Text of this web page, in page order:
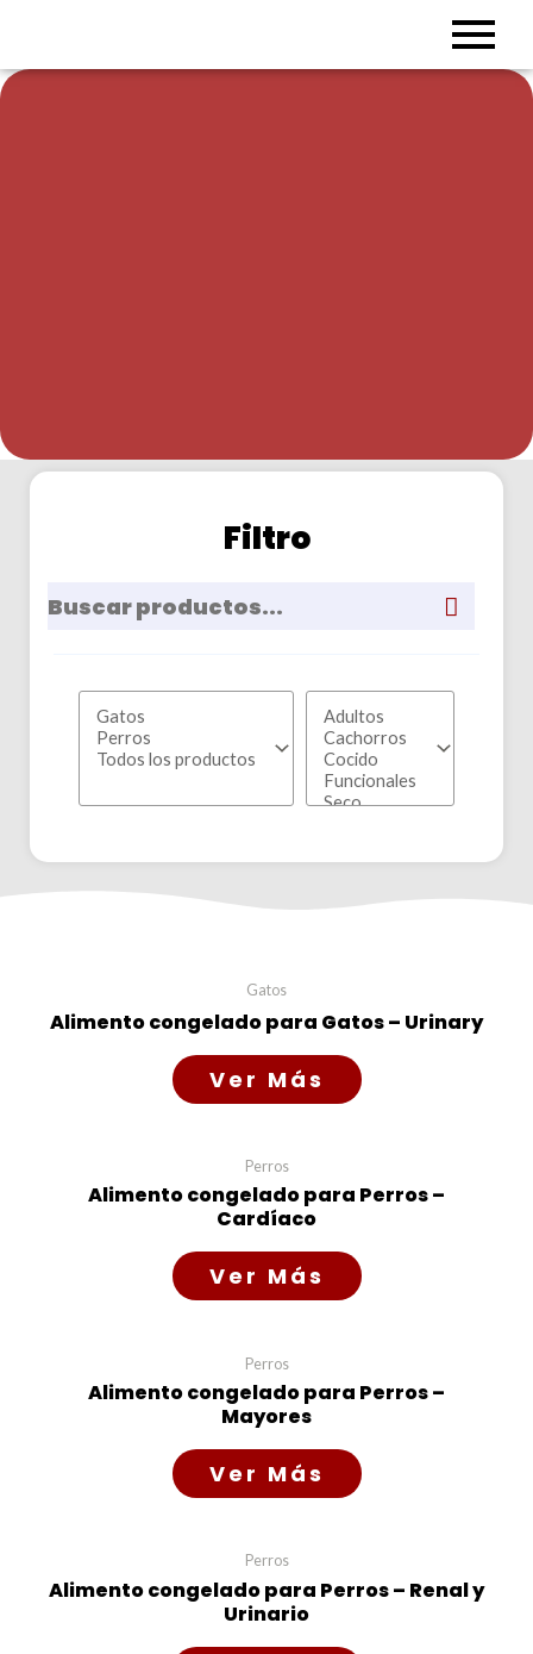
Filtro
Gatos
Alimento congelado para Gatos – Urinary
Read more
Perros
Alimento congelado para Perros –
Cardíaco
Read more
Perros
Alimento congelado para Perros –
Mayores
Read more
Perros
Alimento congelado para Perros – Renal y
Urinario